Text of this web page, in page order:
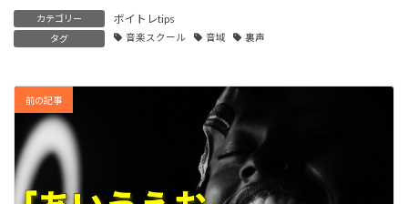
カテゴリー ボイトレtips
タグ 音楽スクール 音域 裏声
前の記事